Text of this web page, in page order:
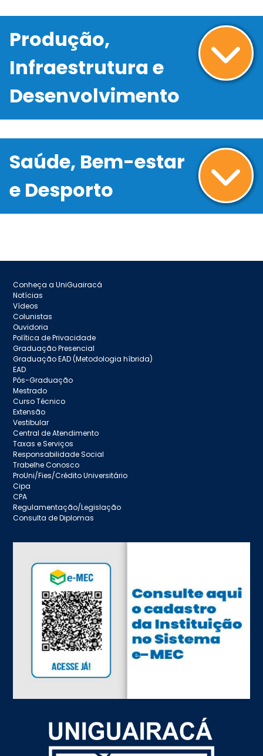
Produção,
Infraestrutura e
Desenvolvimento
Saúde, Bem-estar
e Desporto
Conheça a UniGuairacá
Notícias
Vídeos
Colunistas
Ouvidoria
Política de Privacidade
Graduação Presencial
Graduação EAD (Metodologia híbrida)
EAD
Pós-Graduação
Mestrado
Curso Técnico
Extensão
Vestibular
Central de Atendimento
Taxas e Serviços
Responsabilidade Social
Trabelhe Conosco
ProUni/Fies/Crédito Universitário
Cipa
CPA
Regulamentação/Legislação
Consulta de Diplomas